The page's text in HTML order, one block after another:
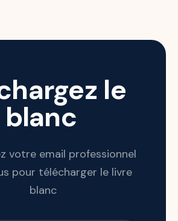
le
votre email professionnel
pour télécharger le livre
blanc